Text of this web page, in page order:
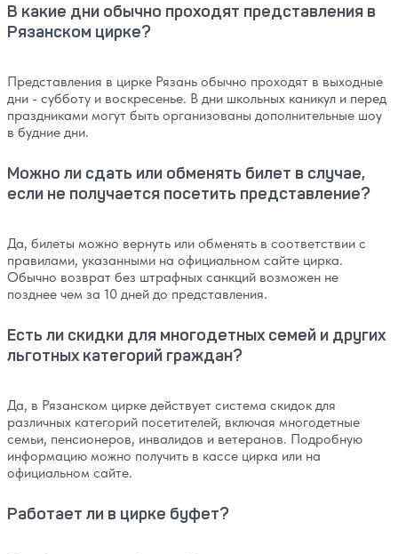
В какие дни обычно проходят представления в
Рязанском цирке?
Представления в цирке Рязань обычно проходят в выходные
дни - субботу и воскресенье. В дни школьных каникул и перед
праздниками могут быть организованы дополнительные шоу
в будние дни.
Можно ли сдать или обменять билет в случае,
если не получается посетить представление?
Да, билеты можно вернуть или обменять в соответствии с
правилами, указанными на официальном сайте цирка.
Обычно возврат без штрафных санкций возможен не
позднее чем за 10 дней до представления.
Есть ли скидки для многодетных семей и других
льготных категорий граждан?
Да, в Рязанском цирке действует система скидок для
различных категорий посетителей, включая многодетные
семьи, пенсионеров, инвалидов и ветеранов. Подробную
информацию можно получить в кассе цирка или на
официальном сайте.
Работает ли в цирке буфет?